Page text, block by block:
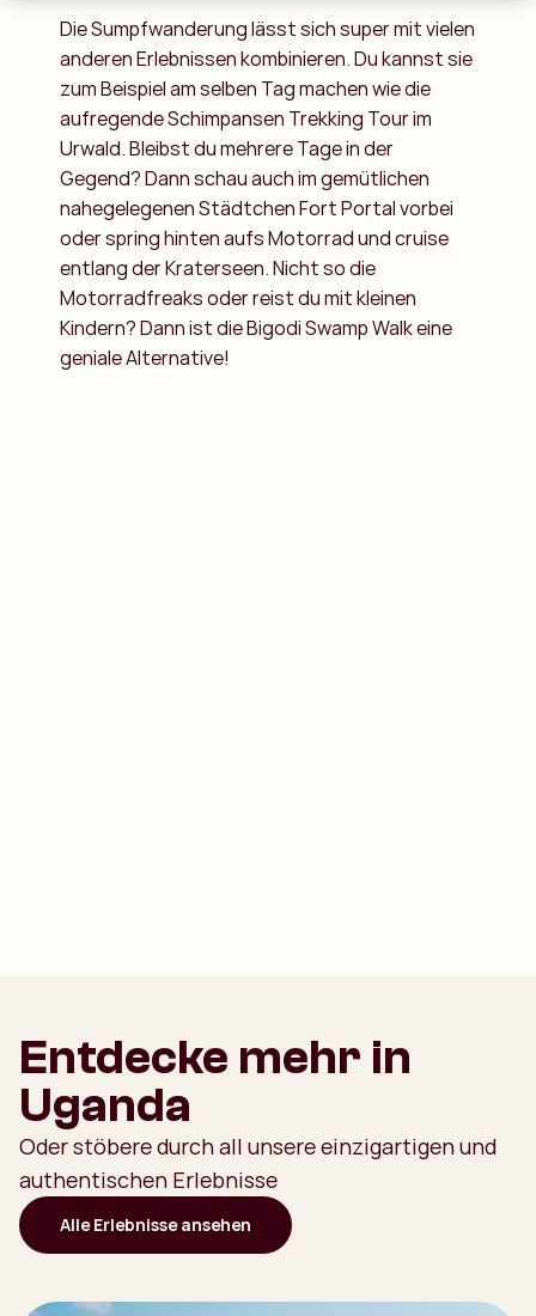
Die Sumpfwanderung lässt sich super mit vielen
anderen Erlebnissen kombinieren. Du kannst sie
zum Beispiel am selben Tag machen wie die
aufregende Schimpansen Trekking Tour im
Urwald. Bleibst du mehrere Tage in der
Gegend? Dann schau auch im gemütlichen
nahegelegenen Städtchen Fort Portal vorbei
oder spring hinten aufs Motorrad und cruise
entlang der Kraterseen. Nicht so die
Motorradfreaks oder reist du mit kleinen
Kindern? Dann ist die Bigodi Swamp Walk eine
geniale Alternative!
Entdecke mehr in
Uganda
Oder stöbere durch all unsere einzigartigen und
authentischen Erlebnisse
Alle Erlebnisse ansehen